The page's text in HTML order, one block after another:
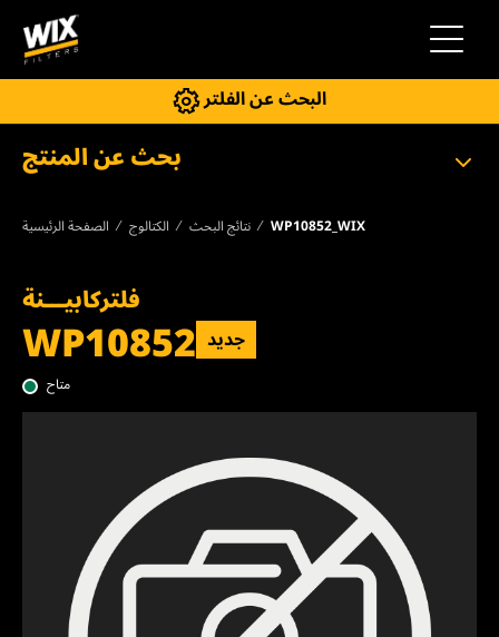
التنقل
البحث عن الفلتر
بحث عن المنتج
الصفحة الرئيسية الكتالوج نتائج البحث WP10852_WIX
فلتركابيـــنة
WP10852 جديد
متاح